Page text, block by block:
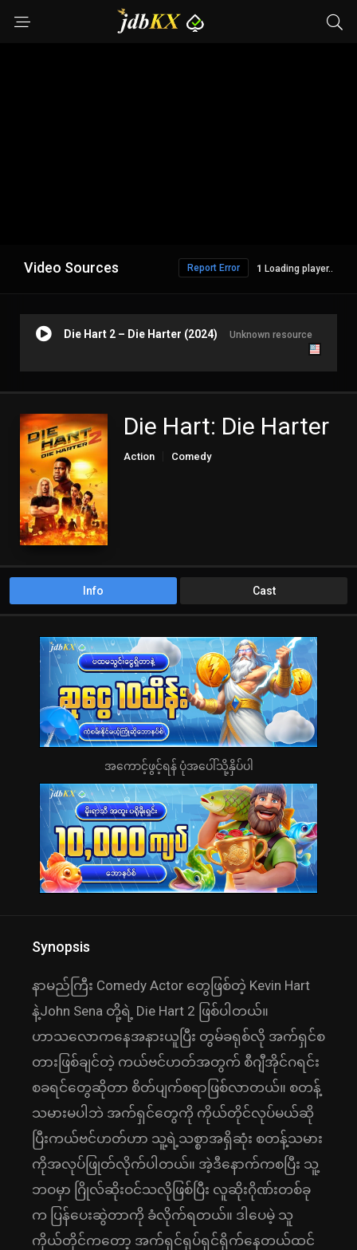
Video Sources Loading player..
Report Error
Die Hart 2 – Die Harter (2024) Unknown resource
Die Hart: Die Harter
Action Comedy
Info Cast
အကောင့်ဖွင့်ရန် ပုံအပေါ်သို့နှိပ်ပါ
Synopsis
နာမည်ကြီး Comedy Actor တွေဖြစ်တဲ့ Kevin Hart
နဲ့John Sena တို့ရဲ့ Die Hart 2 ဖြစ်ပါတယ်။
ဟာသလောကနေအနားယူပြီး တွမ်ခရုစ်လို အက်ရှင်စ
တားဖြစ်ချင်တဲ့ ကယ်ဗင်ဟတ်အတွက် စီဂျီအိုင်ဂရင်း
စခရင်တွေဆိုတာ စိတ်ပျက်စရာဖြစ်လာတယ်။ စတန့်
သမားမပါဘဲ အက်ရှင်တွေကို ကိုယ်တိုင်လုပ်မယ်ဆို
ပြီးကယ်ဗင်ဟတ်ဟာ သူ့ရဲ့သစ္စာအရှိဆုံး စတန့်သမား
ကိုအလုပ်ဖြုတ်လိုက်ပါတယ်။ အဲ့ဒီနောက်ကစပြီး သူ့
ဘဝမှာ ဂြိုလ်ဆိုးဝင်သလိုဖြစ်ပြီး လူဆိုးဂိုဏ်းတစ်ခု
က ပြန်ပေးဆွဲတာကို ခံလိုက်ရတယ်။ ဒါပေမဲ့ သူ
ကိုယ်တိုင်ကတော့ အက်ရှင်ရုပ်ရှင်ရိုက်နေတယ်ထင်